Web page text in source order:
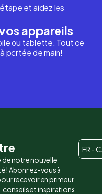
et aidez les
appareils
ou tablette. Tout ce
portée de main!
de notre nouvelle
Abonnez-vous à
recevoir en primeur
conseils et inspirations
FR -